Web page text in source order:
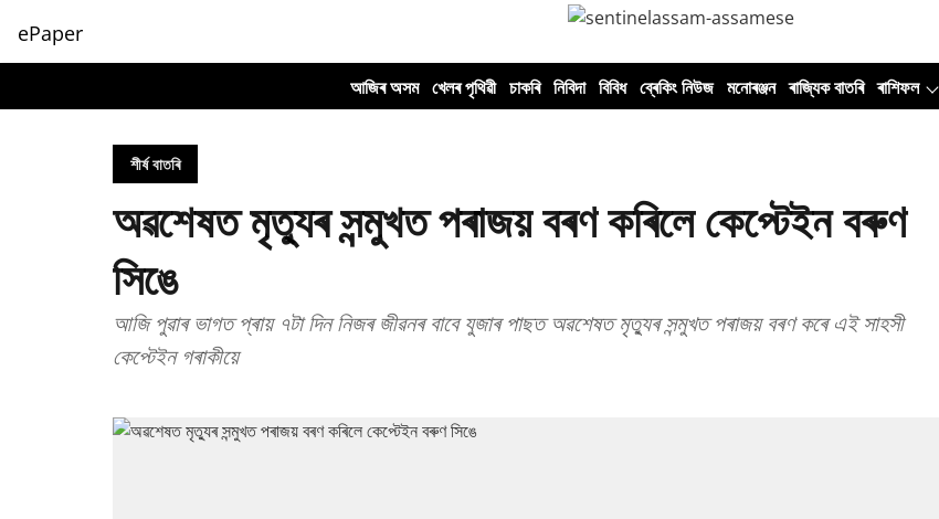
ePaper
আজিৰ অসম খেলৰ পৃথিৱী চাকৰি নিবিদা বিবিধ ব্ৰেকিং নিউজ মনোৰঞ্জন ৰাজ্যিক বাতৰি ৰাশিফল
শীৰ্ষ বাতৰি
অৱশেষত মৃত্যুৰ সন্মুখত পৰাজয় বৰণ কৰিলে কেপ্টেইন বৰুণ
সিঙে
আজি পুৱাৰ ভাগত প্ৰায় ৭টা দিন নিজৰ জীৱনৰ বাবে যুজাৰ পাছত অৱশেষত মৃত্যুৰ সন্মুখত পৰাজয় বৰণ কৰে এই সাহসী
কেপ্টেইন গৰাকীয়ে